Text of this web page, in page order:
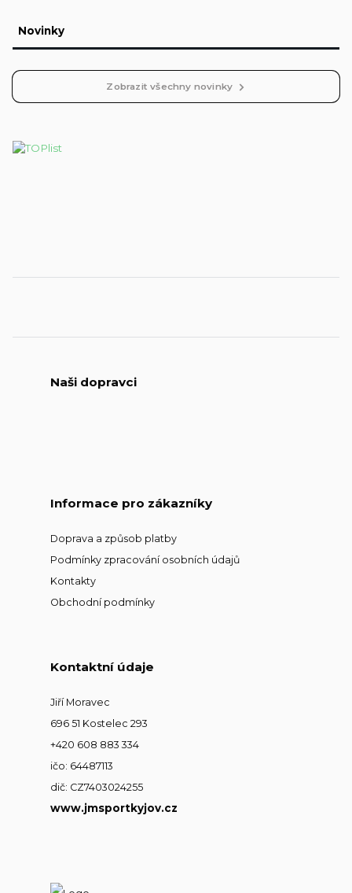
Novinky
Zobrazit všechny novinky
Naši dopravci
Informace pro zákazníky
Doprava a způsob platby
Podmínky zpracování osobních údajů
Kontakty
Obchodní podmínky
Kontaktní údaje
Jiří Moravec
696 51 Kostelec 293
+420 608 883 334
ičo: 64487113
dič: CZ7403024255
www.jmsportkyjov.cz